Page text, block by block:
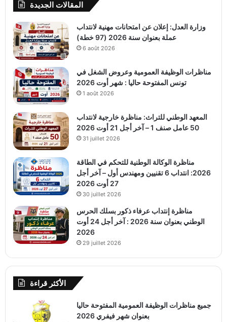
المقالات الجديدة
وزارة العدل: إعلان عن امتحانات مهنية لانتداب
عملة بعنوان سنة 2026 (97 خطة)
6 août 2026
مناظرات الوظيفة العمومية وعروض الشغل في
تونس المفتوحة حاليا : شهر أوت 2026
1 août 2026
المعهد الوطني للتراث: مناظرة خارجية لانتداب
50 عامل صنف 1 – آخر أجل 21 أوت 2026
31 juillet 2026
مناظرة الوكالة الوطنية للتحكم في الطاقة
2026: انتداب 6 تقنيين ومهندس أول – آخر أجل
27 أوت 2026
30 juillet 2026
مناظرة إنتداب عرفاء ذكور بسلك الحرس
الوطني بعنوان سنة 2026 : آخر أجل 24 أوت
2026
29 juillet 2026
الأكثر قراءة
جميع مناظرات الوظيفة العمومية المفتوحة حاليا
بعنوان شهر فيفري 2026